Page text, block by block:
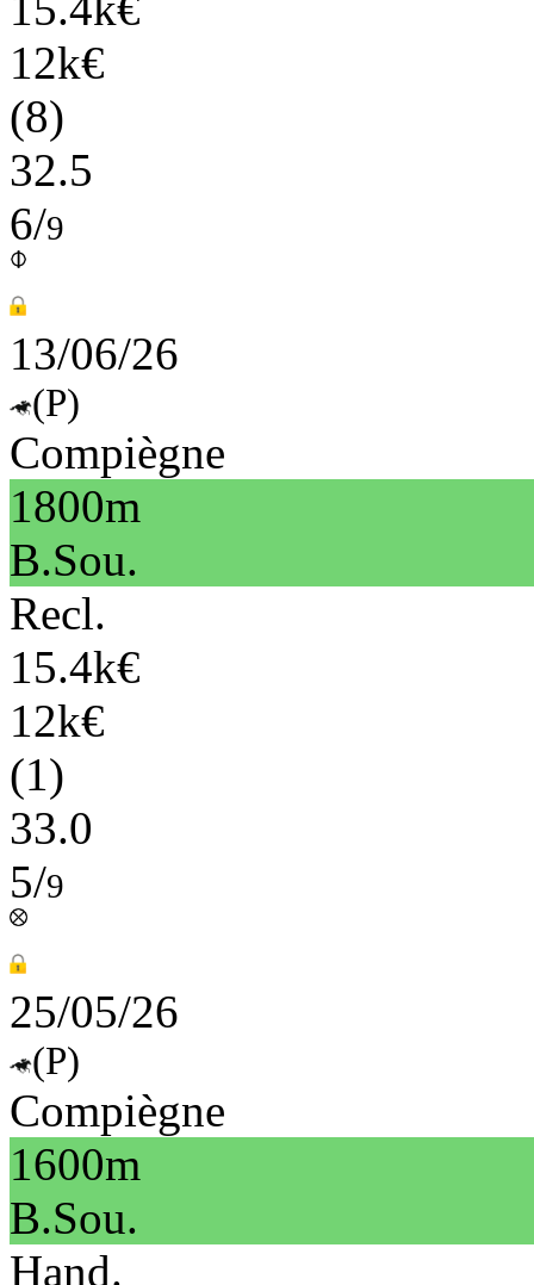
12k€
(8)
32.5
6/9
13/06/26
(P)
Compiègne
1800m
B.Sou.
Recl.
15.4k€
12k€
(1)
33.0
5/9
25/05/26
(P)
Compiègne
1600m
B.Sou.
Hand.